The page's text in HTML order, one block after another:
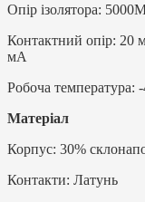
Опір ізолятора:
Контактний опір: 20
мА
Робоча температура:
Матеріал
Корпус: 30%
Контакти: Латунь